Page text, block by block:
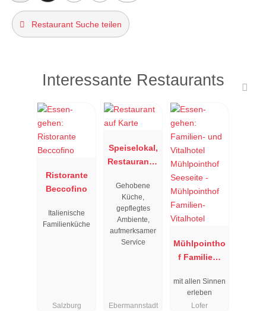
Restaurant Suche teilen
Interessante Restaurants
Ristorante
Beccofino
Italienische
Familienküche
Salzburg
Speiselokal,
Restaurant "
"
Gehobene
Küche,
gepflegtes
Ambiente,
aufmerksamer
Service
Ebermannstadt
Mühlpointho
f Familien-
mit allen Sinnen
erleben
Lofer